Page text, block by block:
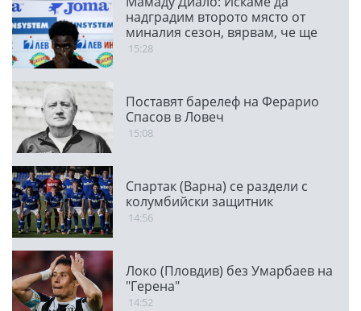
надградим второто място от
миналия сезон, вярвам, че ще
победим Панатинайкос
15:28
Поставят барелеф на Ферарио
Спасов в Ловеч
15:08
Спартак (Варна) се раздели с
колумбийски защитник
14:56
Локо (Пловдив) без Умарбаев на
"Герена"
14:52